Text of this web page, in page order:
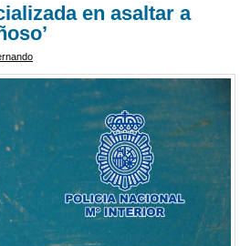
en asaltar a